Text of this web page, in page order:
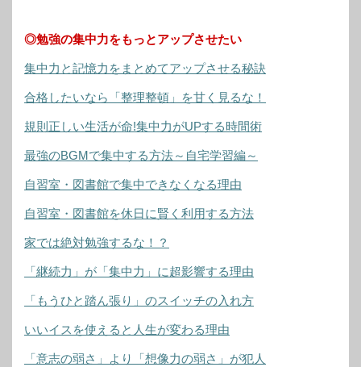
◎勉強の集中力をもっとアップさせたい
集中力と記憶力をまとめてアップさせる秘訣
合格したいなら「整理整頓」を甘く見るな！
規則正しい生活が命!集中力がUPする時間術
最強のBGMで集中する方法～自宅学習編～
自習室・図書館で集中できなくなる理由
自習室・図書館を休日に賢く利用する方法
家では絶対勉強するな！？
「継続力」が「集中力」に超影響する理由
「もうひと踏ん張り」のスイッチの入れ方
いいイスを使えると人生が変わる理由
「意志の弱さ」より「想像力の弱さ」が犯人